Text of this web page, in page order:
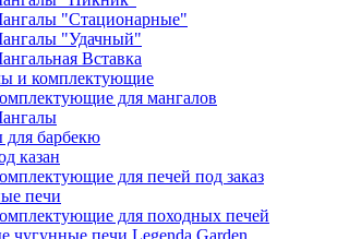
"Стационарные"
"Удачный"
Вставка
и комплектующие
для мангалов
барбекю
казан
для печей под заказ
печи
для походных печей